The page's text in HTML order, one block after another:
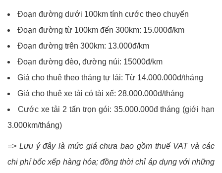
Đoạn đường dưới 100km tính cước theo chuyến
Đoạn đường từ 100km đến 300km: 15.000đ/km
Đoạn đường trên 300km: 13.000đ/km
Đoạn đường đèo, đường núi: 15000đ/km
Giá cho thuê theo tháng tự lái: Từ 14.000.000đ/tháng
Giá cho thuê xe tải có tài xế: 28.000.000đ/tháng
Cước xe tải 2 tấn trọn gói: 35.000.000đ tháng (giới hạn
3.000km/tháng)
=> Lưu ý đây là mức giá chưa bao gồm thuế VAT và các
chi phí bốc xếp hàng hóa; đồng thời chỉ áp dụng với những